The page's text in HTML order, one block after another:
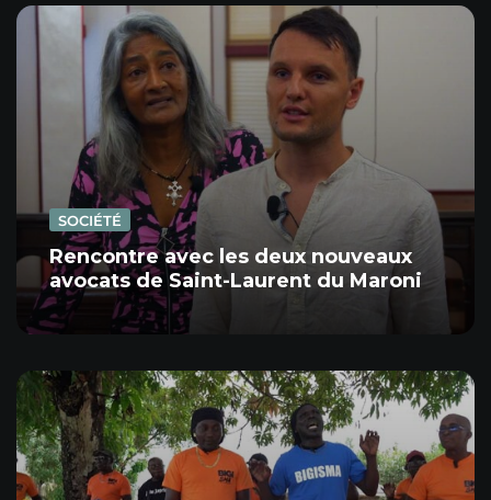
SOCIÉTÉ
Rencontre avec les deux nouveaux
avocats de Saint-Laurent du Maroni